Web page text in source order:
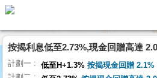
理
主
頁
按揭利息低至2.73%,現金回贈高達
計劃一 低至H+1.3% 按揭現金回贈 2.1%